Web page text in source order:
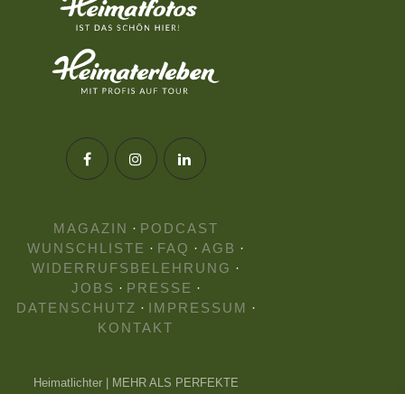
MAGAZIN · PODCAST
WUNSCHLISTE · FAQ · AGB ·
WIDERRUFSBELEHRUNG ·
JOBS · PRESSE ·
DATENSCHUTZ · IMPRESSUM ·
KONTAKT
Heimatlichter | MEHR ALS PERFEKTE